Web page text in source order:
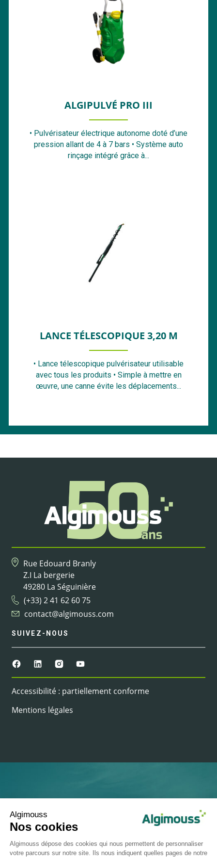
ALGIPULVÉ PRO III
• Pulvérisateur électrique autonome doté d’une
pression allant de 4 à 7 bars • Système auto
rinçage intégré grâce à...
LANCE TÉLESCOPIQUE 3,20 M
• Lance télescopique pulvérisateur utilisable
avec tous les produits • Simple à mettre en
œuvre, une canne évite les déplacements...
Rue Edouard Branly
Z.I La bergerie
49280 La Séguinière
(+33) 2 41 62 60 75
contact@algimouss.com
SUIVEZ-NOUS
Accessibilité : partiellement conforme
Mentions légales